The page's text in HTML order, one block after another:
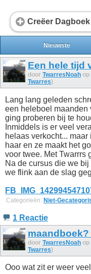
Creëer Dagboek
Nieuwste
Een hele tijd
door TwarresNoah op
Twarres)
Lang lang geleden
een heleboel maanden
ging proberen bij te
Inmiddels is er veel
helaas verkocht...
haar en ze maakt het
voor twee. Met Twarrrs
Na de cursus die we
we flink aan de slag
Categorieën: Niet-
1 Reactie
door TwarresNoah op
Twarres)
Ooo wat zit er weer